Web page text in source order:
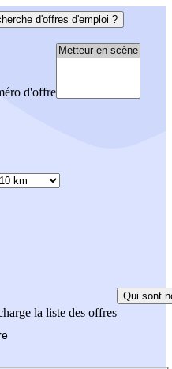
d'offres d'emploi ?
d'offre
la liste des offres
Qui sont